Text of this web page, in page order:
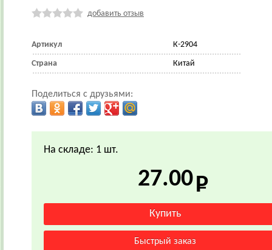
добавить отзыв
Артикул К-2904
Страна Китай
Поделиться с друзьями:
На складе: 1 шт.
27.00